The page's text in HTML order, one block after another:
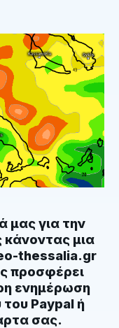
μας για την
μια
thessalia.gr
προσφέρει
ενημέρωση
του Paypal ή
σας.